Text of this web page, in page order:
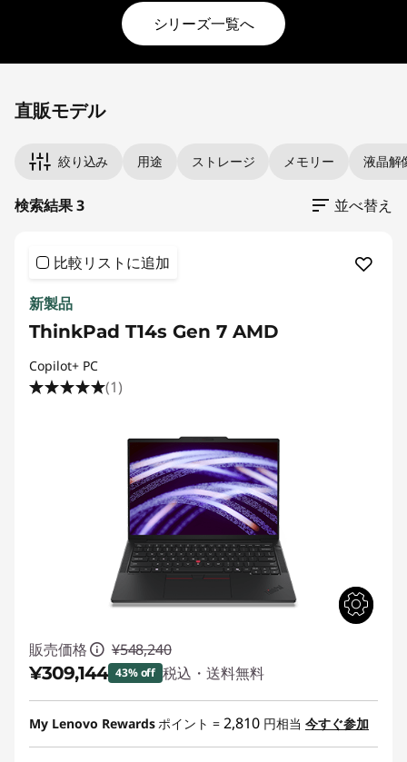
シリーズ一覧へ
直販モデル
絞り込み 用途 ストレージ メモリー 液晶解
検索結果 3 並べ替え
比較リストに追加
新製品
ThinkPad T14s Gen 7 AMD
Copilot+ PC
(1)
販売価格 ¥548,240
¥309,144 43% off 税込・送料無料
特別割引 :-¥239,096
My Lenovo Rewardsポイント = 2,810 円相当 今すぐ参加